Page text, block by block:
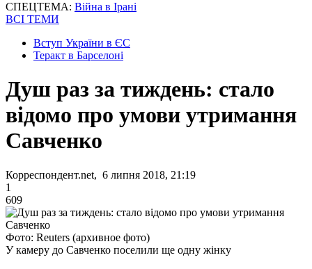
СПЕЦТЕМА: Війна в Ірані
ВСІ ТЕМИ
Вступ України в ЄС
Теракт в Барселоні
Душ раз за тиждень: стало
відомо про умови утримання
Савченко
Корреспондент.net, 6 липня 2018, 21:19
1
609
Фото: Reuters (архивное фото)
У камеру до Савченко поселили ще одну жінку